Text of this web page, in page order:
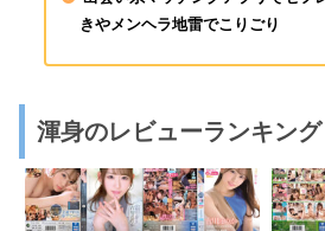
きやメンヘラ地雷でこりごり
渾身のレビューランキング